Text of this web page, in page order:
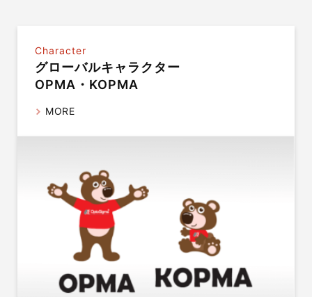
Character
グローバルキャラクター
OPMA・KOPMA
MORE